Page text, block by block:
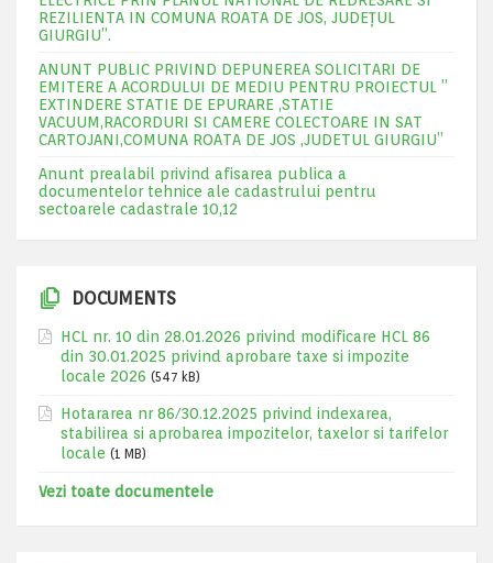
REZILIENTA IN COMUNA ROATA DE JOS, JUDEŢUL
GIURGIU”.
ANUNT PUBLIC PRIVIND DEPUNEREA SOLICITARI DE
EMITERE A ACORDULUI DE MEDIU PENTRU PROIECTUL ”
EXTINDERE STATIE DE EPURARE ,STATIE
VACUUM,RACORDURI SI CAMERE COLECTOARE IN SAT
CARTOJANI,COMUNA ROATA DE JOS ,JUDETUL GIURGIU”
Anunt prealabil privind afisarea publica a
documentelor tehnice ale cadastrului pentru
sectoarele cadastrale 10,12
DOCUMENTS
HCL nr. 10 din 28.01.2026 privind modificare HCL 86
din 30.01.2025 privind aprobare taxe si impozite
locale 2026 (547 kB)
Hotararea nr 86/30.12.2025 privind indexarea,
stabilirea si aprobarea impozitelor, taxelor si tarifelor
locale (1 MB)
Vezi toate documentele